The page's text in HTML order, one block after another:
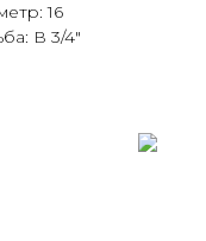
16
В 3/4"